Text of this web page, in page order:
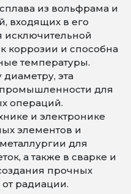
из вольфрама и
входящих в его
исключительной
коррозии и способна
температуры.
эта
для
операций.
и электронике
элементов и
для
а также в сварке и
прочных
радиации.